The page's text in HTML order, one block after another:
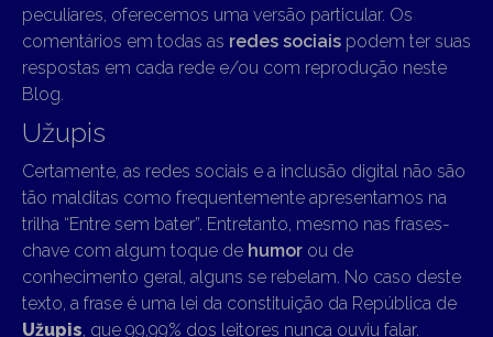
peculiares, oferecemos uma versão particular. Os
comentários em todas as redes sociais podem ter suas
respostas em cada rede e/ou com reprodução neste
Blog.
Užupis
Certamente, as redes sociais e a inclusão digital não são
tão malditas como frequentemente apresentamos na
trilha “Entre sem bater”. Entretanto, mesmo nas frases-
chave com algum toque de humor ou de
conhecimento geral, alguns se rebelam. No caso deste
texto, a frase é uma lei da constituição da República de
Užupis , que 99,99% dos leitores nunca ouviu falar.